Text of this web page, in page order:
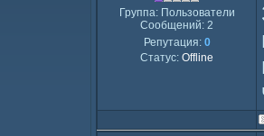
Группа: Пользователи
Сообщений: 2
Репутация: 0
Статус: Offline